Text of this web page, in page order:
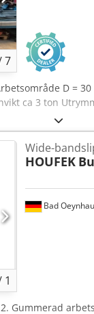
7
D =
ca 3 ton
1
Bad
Wide-
HOUFEK
Gummerad